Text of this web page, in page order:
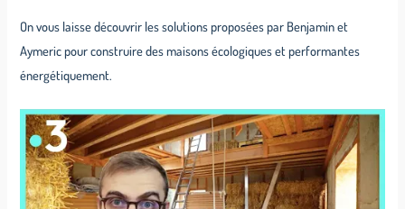
On vous laisse découvrir les solutions proposées par Benjamin et
Aymeric pour construire des maisons écologiques et performantes
énergétiquement.